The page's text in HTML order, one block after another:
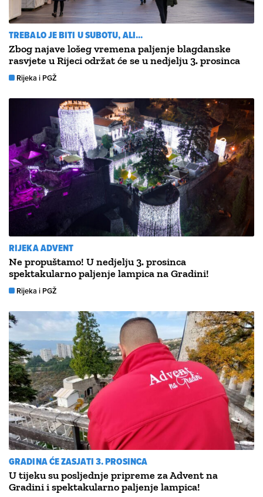
TREBALO JE BITI U SUBOTU, ALI...
Zbog najave lošeg vremena paljenje blagdanske
rasvjete u Rijeci održat će se u nedjelju 3. prosinca
Rijeka i PGŽ
RIJEKA ADVENT
Ne propuštamo! U nedjelju 3. prosinca
spektakularno paljenje lampica na Gradini!
Rijeka i PGŽ
GRADINA ĆE ZASJATI 3. PROSINCA
U tijeku su posljednje pripreme za Advent na
Gradini i spektakularno paljenje lampica!